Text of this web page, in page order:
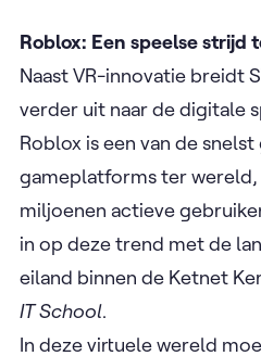
Roblox: Een speelse strijd
Naast VR-innovatie breidt
verder uit naar de digitale
Roblox is een van de
gameplatforms ter
miljoenen actieve
in op deze trend met de
eiland binnen de Ketnet
IT School.
In deze virtuele wereld